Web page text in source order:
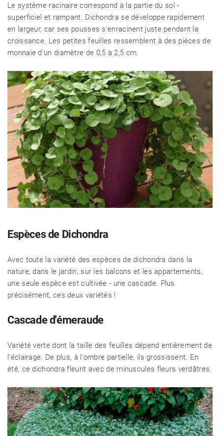
Le système racinaire correspond à la partie du sol -
superficiel et rampant. Dichondra se développe rapidement
en largeur, car ses pousses s'enracinent juste pendant la
croissance. Les petites feuilles ressemblent à des pièces de
monnaie d'un diamètre de 0,5 à 2,5 cm.
Espèces de Dichondra
Avec toute la variété des espèces de dichondra dans la
nature, dans le jardin, sur les balcons et les appartements,
une seule espèce est cultivée - une cascade. Plus
précisément, ces deux variétés !
Cascade d'émeraude
Variété verte dont la taille des feuilles dépend entièrement de
l'éclairage. De plus, à l'ombre partielle, ils grossissent. En
été, ce dichondra fleurit avec de minuscules fleurs verdâtres.